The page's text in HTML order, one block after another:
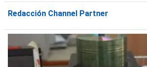
Redacción Channel Partner